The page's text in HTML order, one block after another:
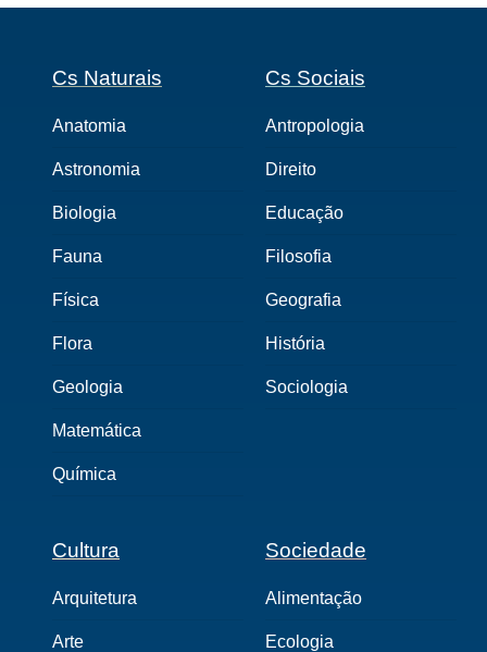
Cs Naturais
Anatomia
Astronomia
Biologia
Fauna
Física
Flora
Geologia
Matemática
Química
Cs Sociais
Antropologia
Direito
Educação
Filosofia
Geografia
História
Sociologia
Cultura
Arquitetura
Arte
Sociedade
Alimentação
Ecologia